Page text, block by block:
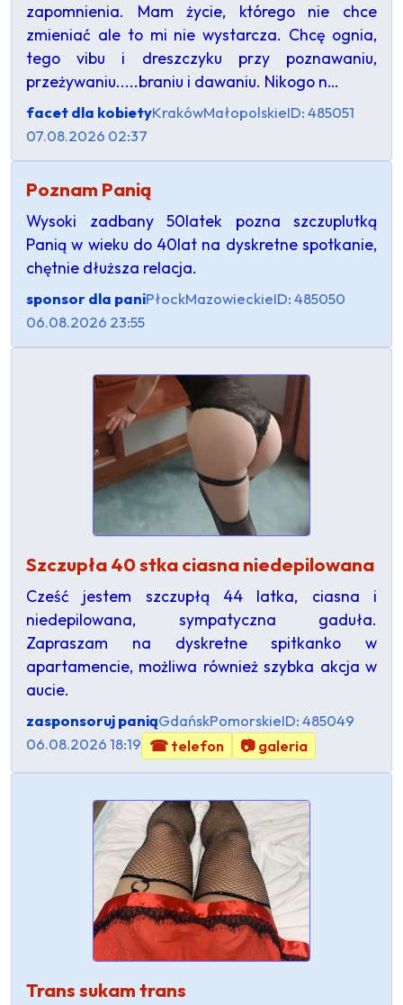
zapomnienia. Mam życie, którego nie chce
zmieniać ale to mi nie wystarcza. Chcę ognia,
tego vibu i dreszczyku przy poznawaniu,
przeżywaniu.....braniu i dawaniu. Nikogo n…
facet dla kobietyKrakówMałopolskieID: 485051
07.08.2026 02:37
Poznam Panią
Wysoki zadbany 50latek pozna szczuplutką
Panią w wieku do 40lat na dyskretne spotkanie,
chętnie dłuższa relacja.
sponsor dla paniPłockMazowieckieID: 485050
06.08.2026 23:55
Szczupła 40 stka ciasna niedepilowana
Cześć jestem szczupłą 44 latka, ciasna i
niedepilowana, sympatyczna gaduła.
Zapraszam na dyskretne spitkanko w
apartamencie, możliwa również szybka akcja w
aucie.
zasponsoruj paniąGdańskPomorskieID: 485049
06.08.2026 18:19 ☎ telefon 📷 galeria
Trans sukam trans